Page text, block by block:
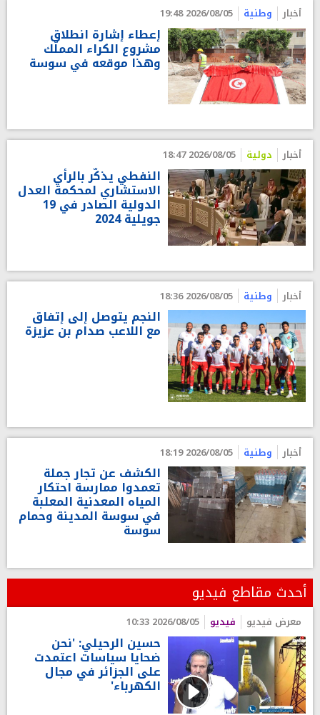
أخبار وطنية 2026/08/05 19:48
إعطاء إشارة انطلاق
مشروع الكراء المملّك
وهذا موقعه في سوسة
أخبار دولية 2026/08/05 18:47
النفطي يذكّر بالرأي
الاستشاري لمحكمة العدل
الدولية الصادر في 19
جويلية 2024
أخبار وطنية 2026/08/05 18:36
النجم يتوصل إلى إتفاق
مع اللاعب صدام بن عزيزة
أخبار وطنية 2026/08/05 18:19
الكشف عن تجار جملة
تعمدوا ممارسة احتكار
المياه المعدنية المعلبة
في سوسة المدينة وحمام
سوسة
أحدث مقاطع فيديو
معرض فيديو فيديو 2026/08/05 10:33
حسين الرحيلي: 'نحن
ضحايا سياسات اعتمدت
على الجزائر في مجال
الكهرباء'